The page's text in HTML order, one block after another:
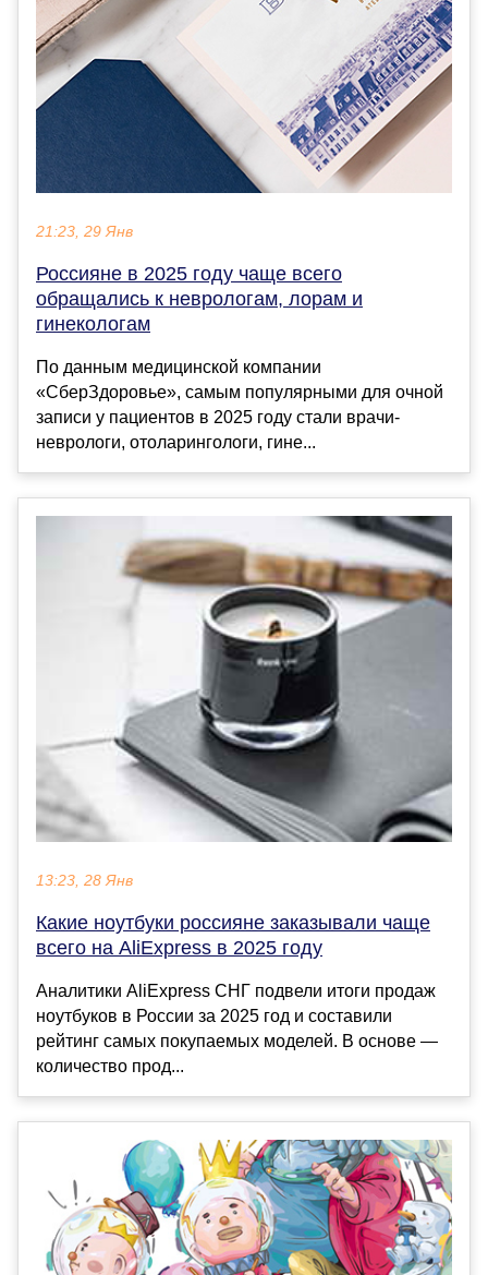
21:23, 29 Янв
Россияне в 2025 году чаще всего
обращались к неврологам, лорам и
гинекологам
По данным медицинской компании
«СберЗдоровье», самым популярными для очной
записи у пациентов в 2025 году стали врачи-
неврологи, отоларингологи, гине...
13:23, 28 Янв
Какие ноутбуки россияне заказывали чаще
всего на AliExpress в 2025 году
Аналитики AliExpress СНГ подвели итоги продаж
ноутбуков в России за 2025 год и составили
рейтинг самых покупаемых моделей. В основе —
количество прод...